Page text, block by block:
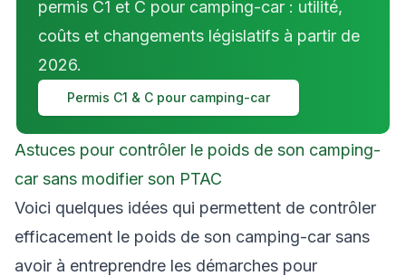
permis C1 et C pour camping-car : utilité,
coûts et changements législatifs à partir de
2026.
Permis C1 & C pour camping-car
Astuces pour contrôler le poids de son camping-
car sans modifier son PTAC
Voici quelques idées qui permettent de contrôler
efficacement le poids de son camping-car sans
avoir à entreprendre les démarches pour